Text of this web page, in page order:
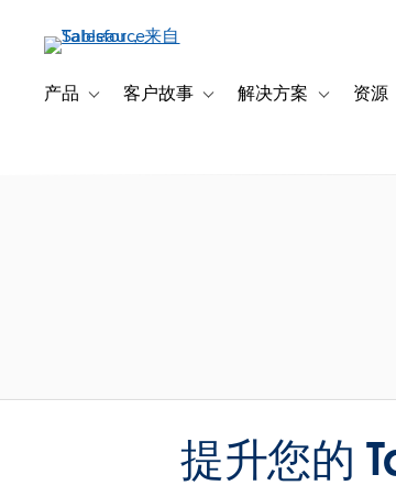
产品 Toggle sub-navigation for 产品
客户故事 Toggle sub-navigation for 客户
解决方案 Toggle资源
提升您的